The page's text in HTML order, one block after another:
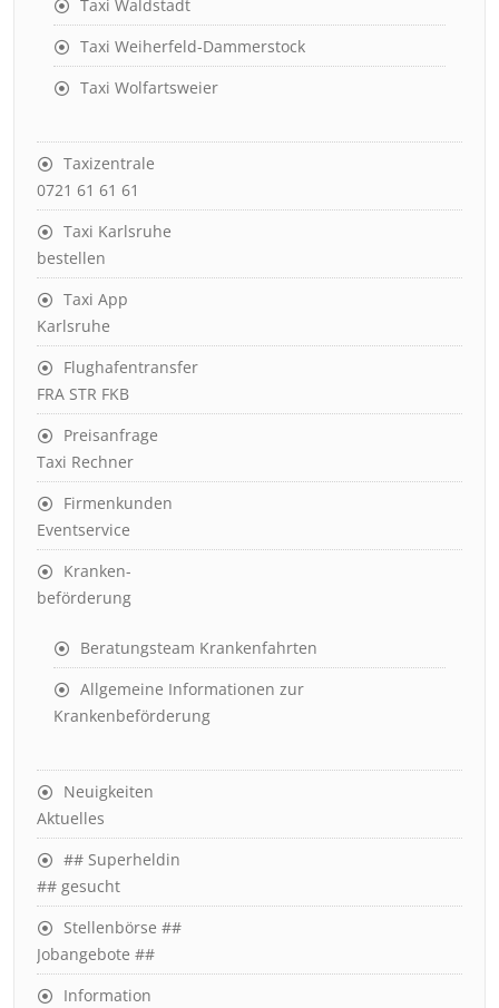
Taxi Waldstadt
Taxi Weiherfeld-Dammerstock
Taxi Wolfartsweier
Taxizentrale
0721 61 61 61
Taxi Karlsruhe
bestellen
Taxi App
Karlsruhe
Flughafentransfer
FRA STR FKB
Preisanfrage
Taxi Rechner
Firmenkunden
Eventservice
Kranken-
beförderung
Beratungsteam Krankenfahrten
Allgemeine Informationen zur
Krankenbeförderung
Neuigkeiten
Aktuelles
## Superheldin
## gesucht
Stellenbörse ##
Jobangebote ##
Information